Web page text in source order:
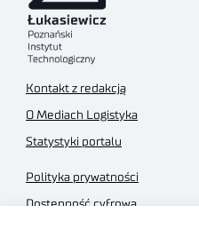
Kontakt z redakcją
O Mediach Logistyka
Statystyki portalu
Polityka prywatności
Dostępność cyfrowa